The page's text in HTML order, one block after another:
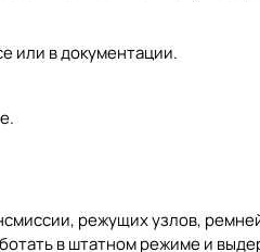
или в документации.
режущих узлов,
в штатном режиме и